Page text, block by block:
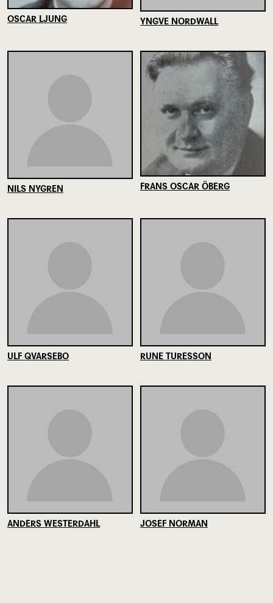
OSCAR LJUNG YNGVE NORDWALL
NILS NYGREN FRANS OSCAR ÖBERG
ULF QVARSEBO RUNE TURESSON
ANDERS WESTERDAHL JOSEF NORMAN